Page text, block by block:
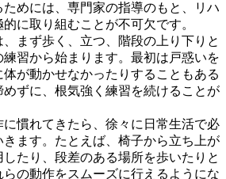
めには、専門家の指導のもと、リハ
に取り組むことが不可欠です。
まず歩く、立つ、階段の上り下りと
練習から始まります。最初は戸惑いを
が動かせなかったりすることもある
ずに、根気強く練習を続けることが
慣れてきたら、徐々に日常生活で必
ます。たとえば、椅子から立ち上が
たり、段差のある場所を歩いたりと
の動作をスムーズに行えるようにな